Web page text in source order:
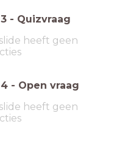
3 - Quizvraag
heeft geen
4 - Open vraag
heeft geen